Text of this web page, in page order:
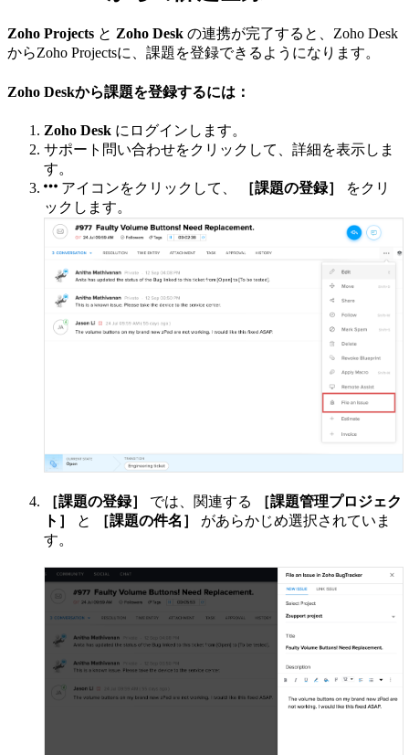
Zoho Projects と Zoho Desk の連携が完了すると、Zoho Desk
からZoho Projectsに、課題を登録できるようになります。
Zoho Deskから課題を登録するには：
Zoho Desk にログインします。
サポート問い合わせをクリックして、詳細を表示しま
す。
アイコンをクリックして、
［課題の登録］
をクリ
ックします。
［課題の登録］ では、関連する
［課題管理プロジェク
ト］
と ［課題の件名］ があらかじめ選択されていま
す。